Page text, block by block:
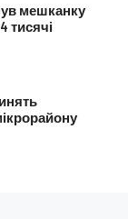
мешканку
тисячі